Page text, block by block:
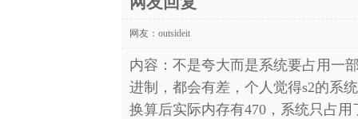
网友： outsideit
内容：不是夸大而是系统要占用一
进制，都会有差，个人觉得s2的系
换算后实际内存有470，系统只占用